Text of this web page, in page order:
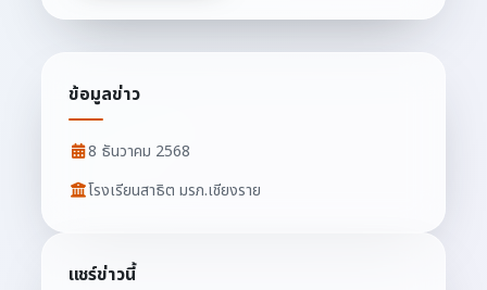
ข้อมูลข่าว
8 ธันวาคม 2568
โรงเรียนสาธิต มรภ.เชียงราย
แชร์ข่าวนี้